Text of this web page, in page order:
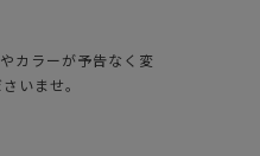
カラーが予告なく変
いませ。